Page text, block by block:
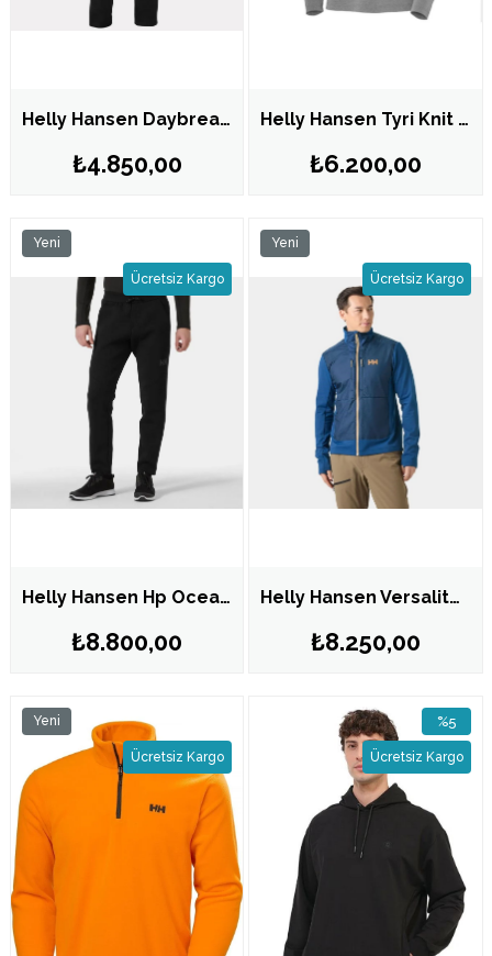
Helly Hansen Daybreaker Fleece Polar Pantolon HHA.49586.HHA990
₺4.850,00
Helly Hansen Tyri Knit 1/2 Zip Üst Erkek Sweat HHA.63401.HHA980
₺6.200,00
Helly Hansen Hp Ocean Swt Eşofman Alt 2.0 HHA.34270.HHA.990
₺8.800,00
Ücretsiz Kargo
Yeni
Helly Hansen Versalite Hybrid Fleece Mont HHA.63347.507
₺8.250,00
Ücretsiz Kargo
Yeni
Ücretsiz Kargo
Yeni
%5
İndirim
%5İndirim
Ücretsiz Kargo